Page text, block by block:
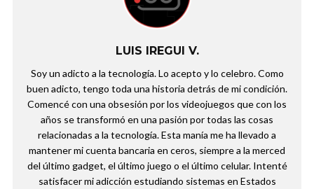
LUIS IREGUI V.
Soy un adicto a la tecnología. Lo acepto y lo celebro. Como
buen adicto, tengo toda una historia detrás de mi condición.
Comencé con una obsesión por los videojuegos que con los
años se transformó en una pasión por todas las cosas
relacionadas a la tecnología. Esta manía me ha llevado a
mantener mi cuenta bancaria en ceros, siempre a la merced
del último gadget, el último juego o el último celular. Intenté
satisfacer mi adicción estudiando sistemas en Estados